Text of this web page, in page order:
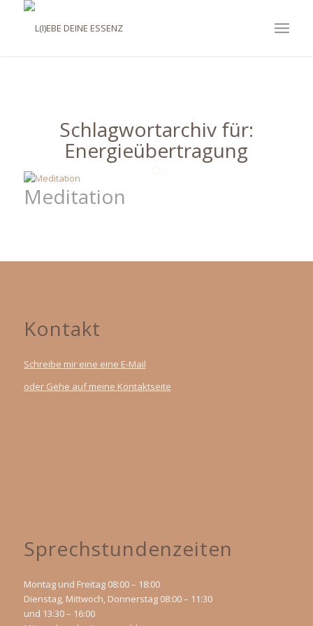
Schlagwortarchiv für:
Energieübertragung
Meditation
Kontakt
Schreibe mir eine eine E-Mail
oder Gehe auf meine Kontaktseite
Sprechstundenzeiten
Montag und Freitag 08:00 – 18:00
Dienstag, Mittwoch, Donnerstag 08:00 – 11:30
und 13:30 – 16:00